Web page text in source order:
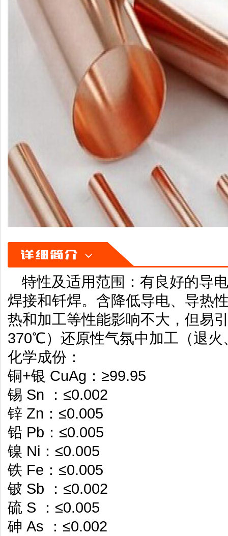
特性及适用范围：有良好的导
焊接和钎焊。含降低导电、导热
热和加工等性能影响不大，但易
370℃）还原性气氛中加工（退火
化学成份：
铜+银 CuAg：≥99.95
锡 Sn ：≤0.002
锌 Zn：≤0.005
铅 Pb：≤0.005
镍 Ni：≤0.005
铁 Fe：≤0.005
铍 Sb ：≤0.002
硫 S ：≤0.005
砷 As ：≤0.002